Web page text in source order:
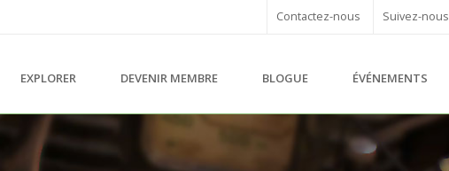
Contactez-nous Suivez-nous
EXPLORER DEVENIR MEMBRE BLOGUE ÉVÉNEMENTS